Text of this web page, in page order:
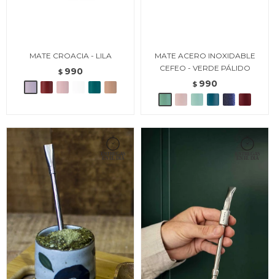
MATE CROACIA - LILA
$ 990
MATE ACERO INOXIDABLE
CEFEO - VERDE PÁLIDO
$ 990